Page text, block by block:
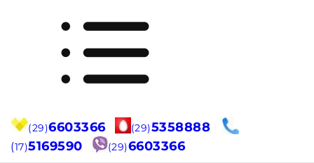
(29)6603366 (29)5358888
(17)5169590 (29)6603366